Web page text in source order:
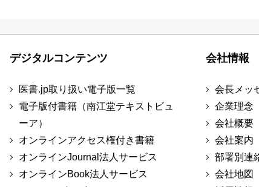
デジタルコンテンツ
医書.jp取り扱い電子版一覧
電子版付書籍（南江堂テキストビュ
ーア）
オンラインアクセス権付き書籍
オンラインJournal法人サービス
オンラインBook法人サービス
会社情報
会長メッ
企業理念
会社概要
会社案内
部署別連
会社地図